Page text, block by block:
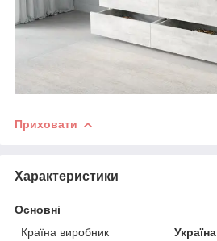
Приховати
Характеристики
Основні
Країна виробник
Україна